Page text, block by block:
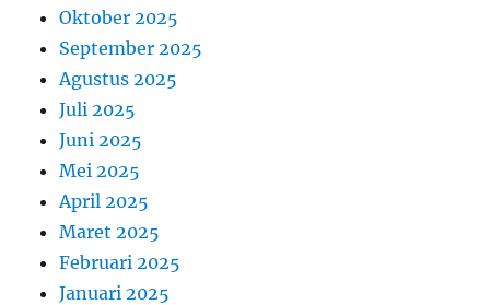
Oktober 2025
September 2025
Agustus 2025
Juli 2025
Juni 2025
Mei 2025
April 2025
Maret 2025
Februari 2025
Januari 2025